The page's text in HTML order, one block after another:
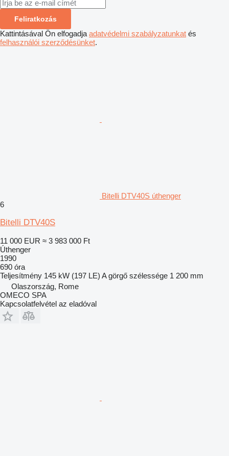
Feliratkozás
Kattintásával Ön elfogadja adatvédelmi szabályzatunkat és
felhasználói szerződésünket.
Bitelli DTV40S úthenger
6
Bitelli DTV40S
11 000 EUR ≈ 3 983 000 Ft
Úthenger
1990
690 óra
Teljesítmény 145 kW (197 LE) A görgő szélessége 1 200 mm
Olaszország, Rome
OMECO SPA
Kapcsolatfelvétel az eladóval